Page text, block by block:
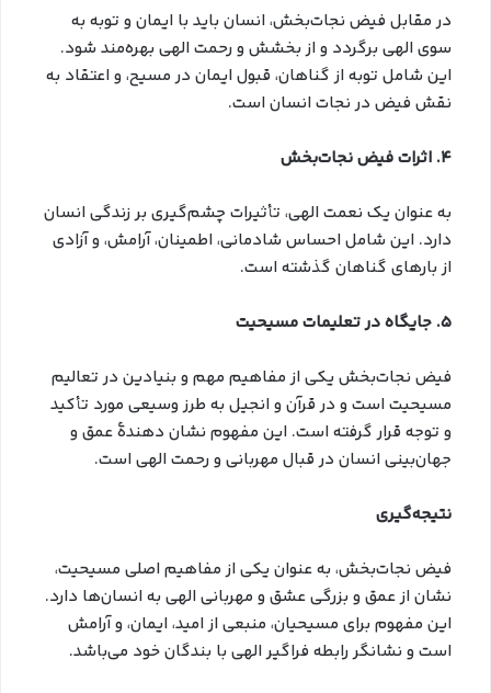
در مقابل فیض نجات‌بخش، انسان باید با ایمان و توبه به
سوی الهی برگردد و از بخشش و رحمت الهی بهره‌مند شود.
این شامل توبه از گناهان، قبول ایمان در مسیح، و اعتقاد به
نقش فیض در نجات انسان است.
4. اثرات فیض نجات‌بخش
به عنوان یک نعمت الهی، تأثیرات چشم‌گیری بر زندگی انسان
دارد. این شامل احساس شادمانی، اطمینان، آرامش، و آزادی
از بارهای گناهان گذشته است.
5. جایگاه در تعلیمات مسیحیت
فیض نجات‌بخش یکی از مفاهیم مهم و بنیادین در تعالیم
مسیحیت است و در قرآن و انجیل به طرز وسیعی مورد تأکید
و توجه قرار گرفته است. این مفهوم نشان دهندهٔ عمق و
جهان‌بینی انسان در قبال مهربانی و رحمت الهی است.
نتیجه‌گیری
فیض نجات‌بخش، به عنوان یکی از مفاهیم اصلی مسیحیت،
نشان از عمق و بزرگی عشق و مهربانی الهی به انسان‌ها دارد.
این مفهوم برای مسیحیان، منبعی از امید، ایمان، و آرامش
است و نشانگر رابطه فراگیر الهی با بندگان خود می‌باشد.